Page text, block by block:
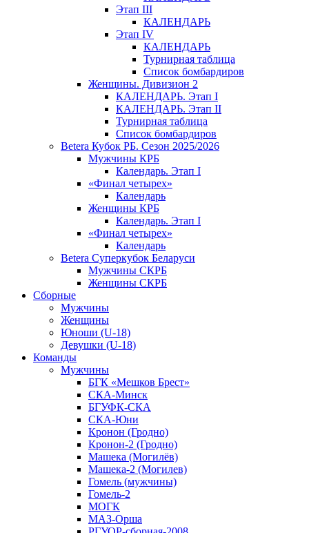
Этап III
КАЛЕНДАРЬ
Этап IV
КАЛЕНДАРЬ
Турнирная таблица
Список бомбардиров
Женщины. Дивизион 2
КАЛЕНДАРЬ. Этап I
КАЛЕНДАРЬ. Этап II
Турнирная таблица
Список бомбардиров
Betera Кубок РБ. Сезон 2025/2026
Мужчины КРБ
Календарь. Этап I
«Финал четырех»
Календарь
Женщины КРБ
Календарь. Этап I
«Финал четырех»
Календарь
Betera Суперкубок Беларуси
Мужчины СКРБ
Женщины СКРБ
Сборные
Мужчины
Женщины
Юноши (U-18)
Девушки (U-18)
Команды
Мужчины
БГК «Мешков Брест»
СКА-Минск
БГУФК-СКА
СКА-Юни
Кронон (Гродно)
Кронон-2 (Гродно)
Машека (Могилёв)
Машека-2 (Могилев)
Гомель (мужчины)
Гомель-2
МОГК
МАЗ-Орша